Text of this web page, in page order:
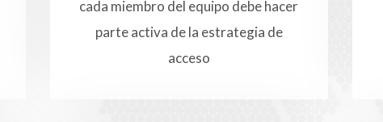
cada miembro del equipo debe hacer
parte activa de la estrategia de
acceso